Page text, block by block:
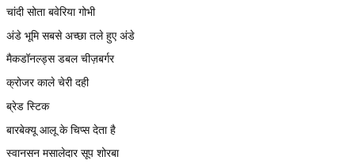
चांदी सोता बवेरिया गोभी
अंडे भूमि सबसे अच्छा तले हुए अंडे
मैकडॉनल्ड्स डबल चीज़बर्गर
क्रोजर काले चेरी दही
ब्रेड स्टिक
बारबेक्यू आलू के चिप्स देता है
स्वानसन मसालेदार सूप शोरबा